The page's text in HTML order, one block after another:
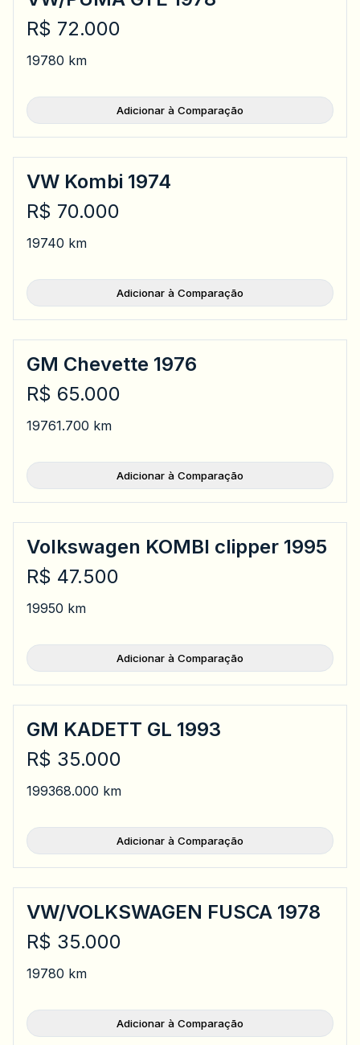
R$ 72.000
19780 km
Adicionar à Comparação
VW Kombi 1974
R$ 70.000
19740 km
Adicionar à Comparação
GM Chevette 1976
R$ 65.000
19761.700 km
Adicionar à Comparação
Volkswagen KOMBI clipper 1995
R$ 47.500
19950 km
Adicionar à Comparação
GM KADETT GL 1993
R$ 35.000
199368.000 km
Adicionar à Comparação
VW/VOLKSWAGEN FUSCA 1978
R$ 35.000
19780 km
Adicionar à Comparação